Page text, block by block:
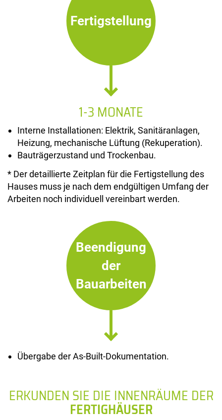
Fertigstellung
1-3 MONATE
Interne Installationen: Elektrik, Sanitäranlagen,
Heizung, mechanische Lüftung (Rekuperation).
Bauträgerzustand und Trockenbau.
* Der detaillierte Zeitplan für die Fertigstellung des
Hauses muss je nach dem endgültigen Umfang der
Arbeiten noch individuell vereinbart werden.
Beendigung
der
Bauarbeiten
Übergabe der As-Built-Dokumentation.
ERKUNDEN SIE DIE INNENRÄUME DER
FERTIGHÄUSER